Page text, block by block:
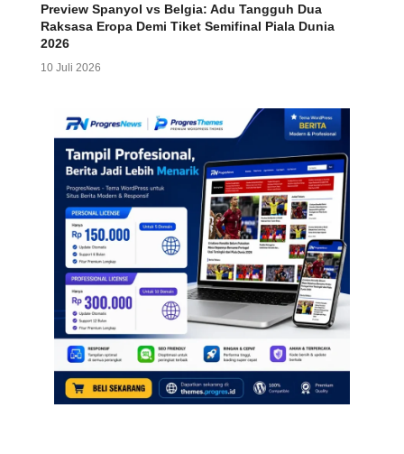
Preview Spanyol vs Belgia: Adu Tangguh Dua
Raksasa Eropa Demi Tiket Semifinal Piala Dunia
2026
10 Juli 2026